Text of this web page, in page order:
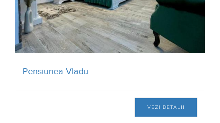
Pensiunea Vladu
VEZI DETALII